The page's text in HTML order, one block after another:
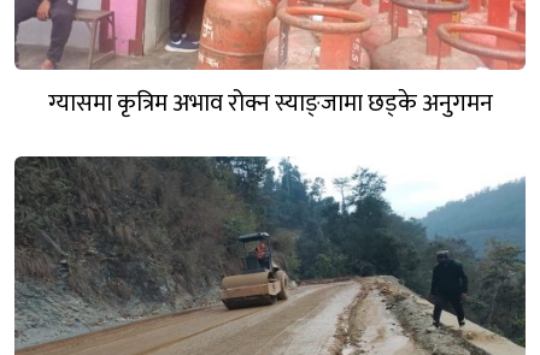
ग्यासमा कृत्रिम अभाव रोक्न स्याङ्जामा छड्के अनुगमन